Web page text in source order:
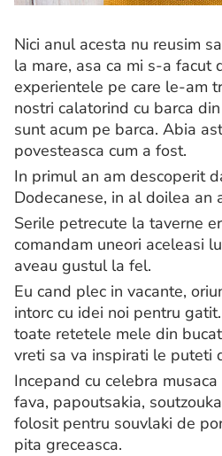
Nici anul acesta nu reusim
la mare, asa ca mi s-a facut
experientele pe care le-am
nostri calatorind cu barca
sunt acum pe barca. Abia
povesteasca cum a fost.
In primul an am descoperit
Dodecanese, in al doilea an
Serile petrecute la taverne
comandam uneori aceleasi
aveau gustul la fel.
Eu cand plec in vacante,
intorc cu idei noi pentru
toate retetele mele din
vreti sa va inspirati le puteti
Incepand cu celebra
fava, papoutsakia,
folosit pentru souvlaki de
pita greceasca.